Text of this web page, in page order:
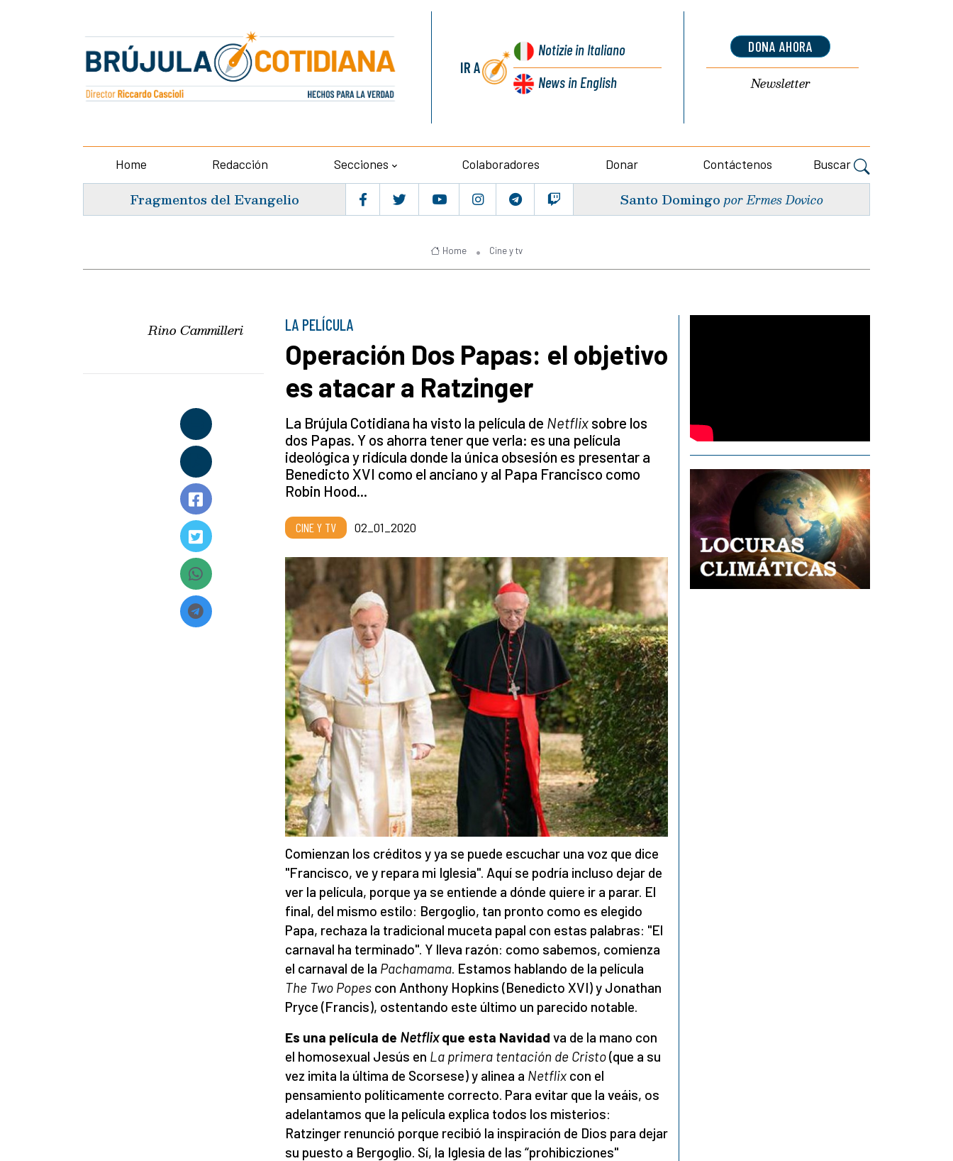
IR A
Notiziein Italiano
News in English
DONA AHORA
Newsletter
Home Redacción Secciones Colaboradores Donar Contáctenos Buscar
Fragmentos del Evangelio Santo Domingo por Ermes Dovico
Home Cine y tv
Rino Cammilleri LA PELÍCULA
Operación Dos Papas: el objetivo
es atacar a Ratzinger
La Brújula Cotidiana ha visto la película de Netflix sobre los
dos Papas. Y os ahorra tener que verla: es una película
ideológica y ridícula donde la única obsesión es presentar a
Benedicto XVI como el anciano y al Papa Francisco como
Robin Hood...
CINE Y TV 02_01_2020
Comienzan los créditos y ya se puede escuchar una voz que dice
"Francisco, ve y repara mi Iglesia". Aquí se podría incluso dejar de
ver la película, porque ya se entiende a dónde quiere ir a parar. El
final, del mismo estilo: Bergoglio, tan pronto como es elegido
Papa, rechaza la tradicional muceta papal con estas palabras: "El
carnaval ha terminado". Y lleva razón: como sabemos, comienza
el carnaval de la Pachamama. Estamos hablando de la película
The Two Popes con Anthony Hopkins (Benedicto XVI) y Jonathan
Pryce (Francis), ostentando este último un parecido notable.
Es una película de Netflixque esta Navidad va de la mano con
el homosexual Jesús en La primera tentación de Cristo(que a su
vez imita la última de Scorsese) y alinea a Netflix con el
pensamiento políticamente correcto. Para evitar que la veáis, os
adelantamos que la película explica todos los misterios:
Ratzinger renunció porque recibió la inspiración de Dios para dejar
su puesto a Bergoglio. Sí, la Iglesia de las “prohibicziones"